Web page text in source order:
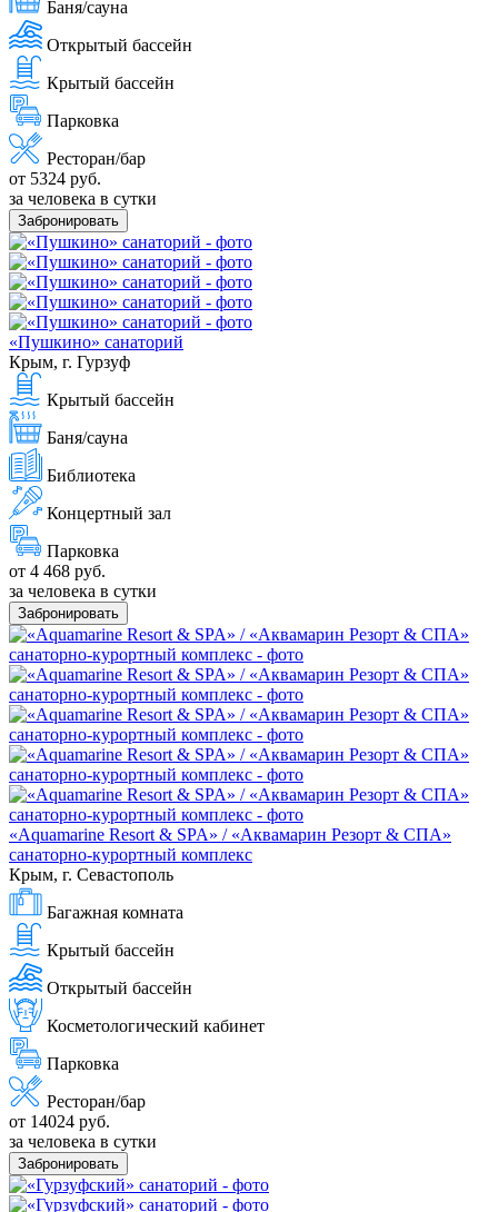
Баня/сауна
Открытый бассейн
Крытый бассейн
Парковка
Ресторан/бар
от 5324 руб.
за человека в сутки
Забронировать
«Пушкино» санаторий
Крым, г. Гурзуф
Крытый бассейн
Баня/сауна
Библиотека
Концертный зал
Парковка
от 4 468 руб.
за человека в сутки
Забронировать
«Aquamarine Resort & SPA» / «Аквамарин Резорт & СПА»
санаторно-курортный комплекс
Крым, г. Севастополь
Багажная комната
Крытый бассейн
Открытый бассейн
Косметологический кабинет
Парковка
Ресторан/бар
от 14024 руб.
за человека в сутки
Забронировать